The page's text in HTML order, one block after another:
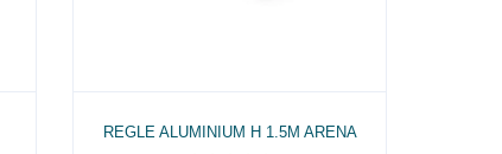
REGLE ALUMINIUM H 1.5M ARENA